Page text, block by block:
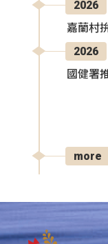
2026
嘉蘭村
2026
國健署
more